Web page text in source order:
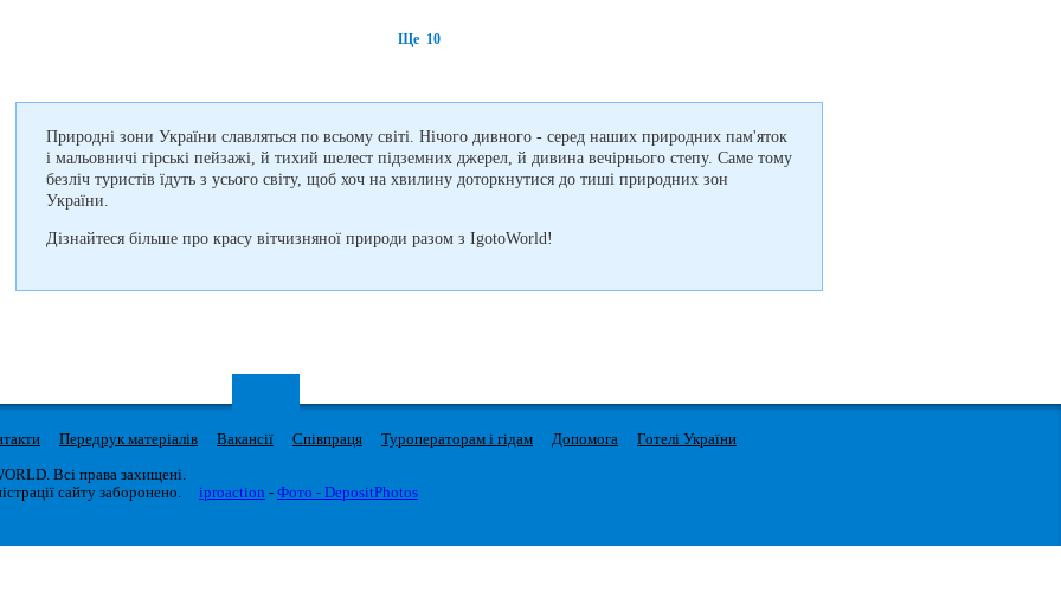
Ще 10
Природні зони України славляться по всьому світі. Нічого дивного - серед наших природних пам'яток
і мальовничі гірські пейзажі, й тихий шелест підземних джерел, й дивина вечірнього степу. Саме тому
безліч туристів їдуть з усього світу, щоб хоч на хвилину доторкнутися до тиші природних зон
України.
Дізнайтеся більше про красу вітчизняної природи разом з IgotoWorld!
Передрук матеріалів Вакансії Співпраця Туроператорам і гідам Допомога
Готелі України
Всі права захищені.
сайту заборонено.
iproaction - Фото - DepositPhotos